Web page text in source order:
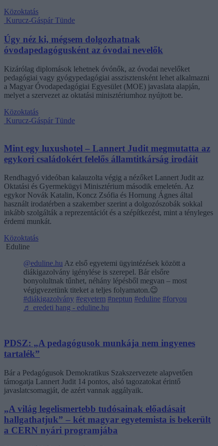
Közoktatás
Kurucz-Gáspár Tünde
Úgy néz ki, mégsem dolgozhatnak
óvodapedagógusként az óvodai nevelők
Kizárólag diplomások lehetnek óvónők, az óvodai nevelőket
pedagógiai vagy gyógypedagógiai asszisztensként lehet alkalmazni
a Magyar Óvodapedagógiai Egyesület (MOE) javaslata alapján,
melyet a szervezet az oktatási minisztériumhoz nyújtott be.
Közoktatás
Kurucz-Gáspár Tünde
Mint egy luxushotel – Lannert Judit megmutatta az
egykori családokért felelős államtitkárság irodáit
Rendhagyó videóban kalauzolta végig a nézőket Lannert Judit az
Oktatási és Gyermekügyi Minisztérium második emeletén. Az
egykor Novák Katalin, Koncz Zsófia és Hornung Ágnes által
használt irodatérben a szakember szerint a dolgozószobák sokkal
inkább szolgálták a reprezentációt és a szépítkezést, mint a tényleges
érdemi munkát.
Közoktatás
Eduline
@eduline.hu Az első egyetemi ügyintézések között a
diákigazolvány igénylése is szerepel. Bár elsőre
bonyolultnak tűnhet, néhány lépésből megvan – most
végigvezetünk titeket a teljes folyamaton.😉
#diákigazolvány #egyetem #neptun #eduline #foryou
♬ eredeti hang - eduline.hu
PDSZ: „A pedagógusok munkája nem ingyenes
tartalék”
Bár a Pedagógusok Demokratikus Szakszervezete alapvetően
támogatja Lannert Judit 14 pontos, alsó tagozatokat érintő
javaslatcsomagját, de azért vannak aggályaik.
„A világ legelismertebb tudósainak előadásait
hallgathatjuk” – két magyar egyetemista is bekerült
a CERN nyári programjába